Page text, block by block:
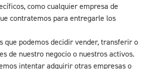
como cualquier empresa de
contratemos para entregarle los
que podemos decidir vender, transferir o
de nuestro negocio o nuestros activos.
intentar adquirir otras empresas o